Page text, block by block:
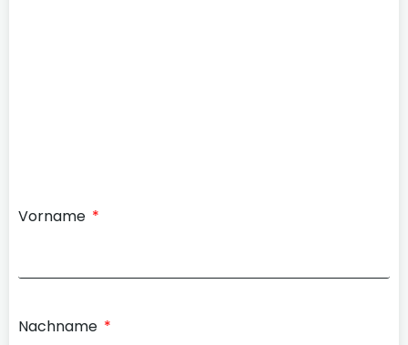
Vorname
Nachname